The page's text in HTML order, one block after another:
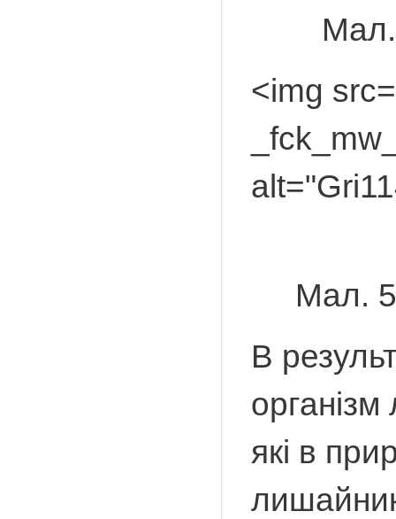
Мал.
<img
Мал.
В
які в